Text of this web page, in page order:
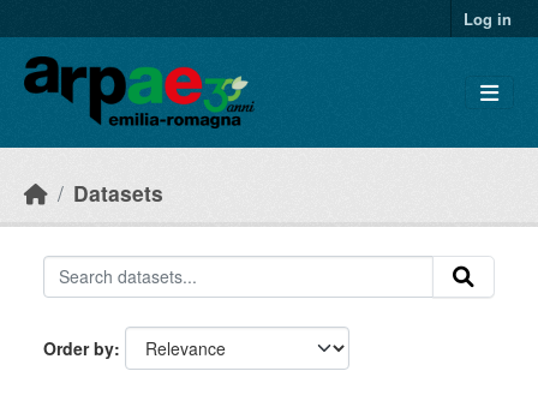
Log in
Datasets
Order by